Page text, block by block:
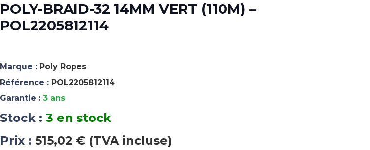
POLY-BRAID-32 14MM VERT (110M) –
POL2205812114
Marque : Poly Ropes
Référence : POL2205812114
Garantie : 3 ans
Stock : 3 en stock
Prix : 515,02 € (TVA incluse)